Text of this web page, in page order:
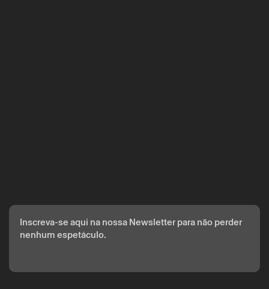
Inscreva-se aqui na nossa Newsletter para não perder
nenhum espetáculo.